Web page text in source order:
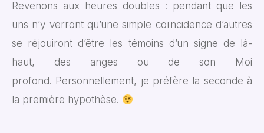
Revenons aux heures doubles : pendant que les
uns n’y verront qu’une simple coïncidence d’autres
se réjouiront d’être les témoins d’un signe de là-
haut, des anges ou de son Moi
profond. Personnellement, je préfère la seconde à
la première hypothèse.